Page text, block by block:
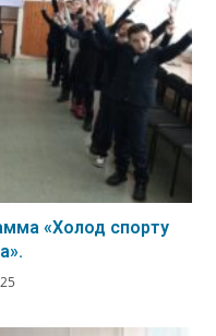
«Холод спорту